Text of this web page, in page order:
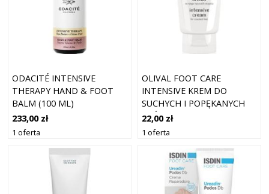
ODACITÉ INTENSIVE
THERAPY HAND & FOOT
BALM (100 ML)
233,00 zł
1 oferta
OLIVAL FOOT CARE
INTENSIVE KREM DO
SUCHYCH I POPĘKANYCH
STÓP 75 ML
22,00 zł
1 oferta